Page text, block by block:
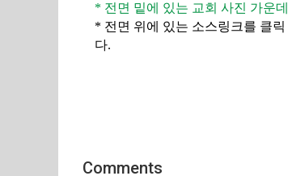
* 전면 밑에 있는 교회 사진 가운데
* 전면 위에 있는 소스링크를 클릭
다.
Comments